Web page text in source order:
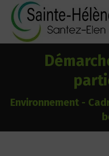
principal
Environnement -